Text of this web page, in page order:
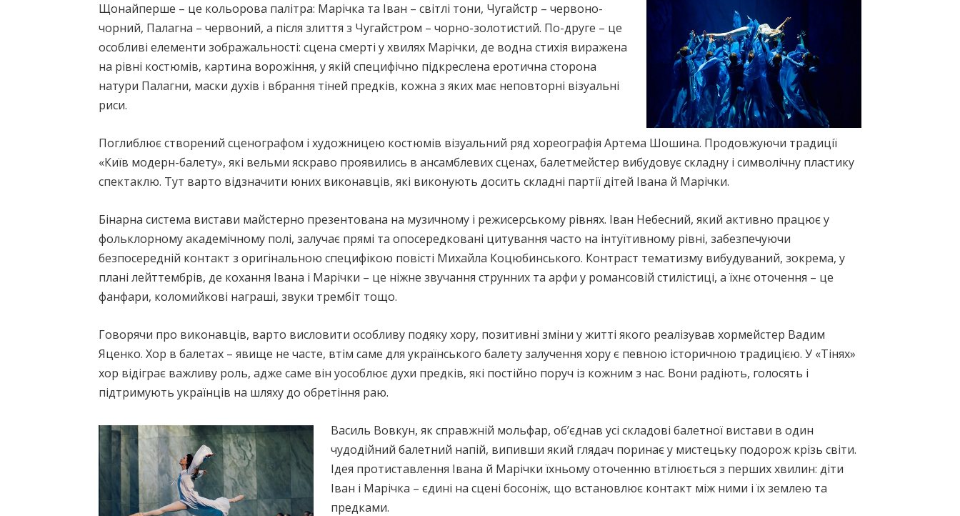
Щонайперше – це кольорова палітра: Марічка та Іван – світлі тони, Чугайстр – червоно-
чорний, Палагна – червоний, а після злиття з Чугайстром – чорно-золотистий. По-друге – це
особливі елементи зображальності: сцена смерті у хвилях Марічки, де водна стихія виражена
на рівні костюмів, картина ворожіння, у якій специфічно підкреслена еротична сторона
натури Палагни, маски духів і вбрання тіней предків, кожна з яких має неповторні візуальні
риси.
Поглиблює створений сценографом і художницею костюмів візуальний ряд хореографія Артема Шошина. Продовжуючи традиції
«Київ модерн-балету», які вельми яскраво проявились в ансамблевих сценах, балетмейстер вибудовує складну і символічну пластику
спектаклю. Тут варто відзначити юних виконавців, які виконують досить складні партії дітей Івана й Марічки.
Бінарна система вистави майстерно презентована на музичному і режисерському рівнях. Іван Небесний, який активно працює у
фольклорному академічному полі, залучає прямі та опосередковані цитування часто на інтуїтивному рівні, забезпечуючи
безпосередній контакт з оригінальною специфікою повісті Михайла Коцюбинського. Контраст тематизму вибудуваний, зокрема, у
плані лейттембрів, де кохання Івана і Марічки – це ніжне звучання струнних та арфи у романсовій стилістиці, а їхнє оточення – це
фанфари, коломийкові награші, звуки трембіт тощо.
Говорячи про виконавців, варто висловити особливу подяку хору, позитивні зміни у житті якого реалізував хормейстер Вадим
Яценко. Хор в балетах – явище не часте, втім саме для українського балету залучення хору є певною історичною традицією. У «Тінях»
хор відіграє важливу роль, адже саме він уособлює духи предків, які постійно поруч із кожним з нас. Вони радіють, голосять і
підтримують українців на шляху до обретіння раю.
Василь Вовкун, як справжній мольфар, об’єднав усі складові балетної вистави в один
чудодійний балетний напій, випивши який глядач поринає у мистецьку подорож крізь світи.
Ідея протиставлення Івана й Марічки їхньому оточенню втілюється з перших хвилин: діти
Іван і Марічка – єдині на сцені босоніж, що встановлює контакт між ними і їх землею та
предками.